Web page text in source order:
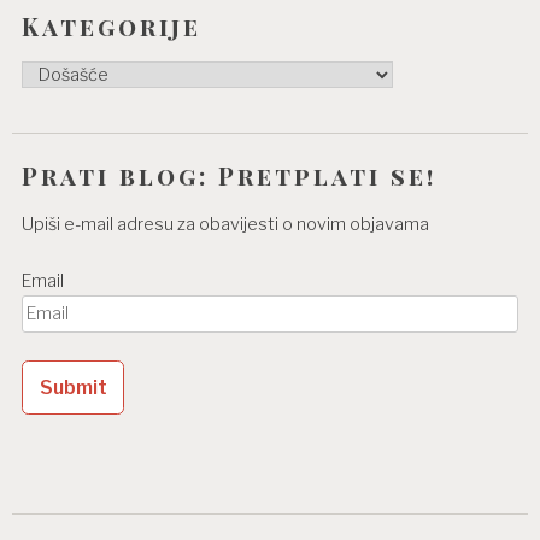
Kategorije
Kategorije
Prati blog: Pretplati se!
Upiši e-mail adresu za obavijesti o novim objavama
Email